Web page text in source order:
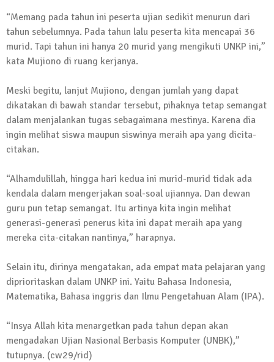
News Flash
Berikut Jadwal Debat Kandidat Cabup-
Cawabup Lampung Tengah
13 Oktober 2024 | 12:22
Jumat Berkah SMSI Tulang Bawang
Sasar Sejumlah Warga Kurang Mampu
12 Juli 2024 | 15:15
News Flash
Dengan Semangat Muda, Ida Bagus
Penjaringan Balonkada di DPC PDI P
Lamtim
1 Mei 2024 | 12:10
News Flash
Melalui Dumas, Ketua SMSI Waykanan
Dialaminya ke Propam Polda Lampung
19 Maret 2024 | 16:01
News Flash
Kembali Laksanakan Sosialisasi 4 Pilar
Kebangsaan, Kali Ini Digelar di Tubaba
“Memang pada tahun ini peserta ujian sedikit menurun dari
tahun sebelumnya. Pada tahun lalu peserta kita mencapai 36
murid. Tapi tahun ini hanya 20 murid yang mengikuti UNKP ini,”
kata Mujiono di ruang kerjanya.
Meski begitu, lanjut Mujiono, dengan jumlah yang dapat
dikatakan di bawah standar tersebut, pihaknya tetap semangat
dalam menjalankan tugas sebagaimana mestinya. Karena dia
ingin melihat siswa maupun siswinya meraih apa yang dicita-
citakan.
“Alhamdulillah, hingga hari kedua ini murid-murid tidak ada
kendala dalam mengerjakan soal-soal ujiannya. Dan dewan
guru pun tetap semangat. Itu artinya kita ingin melihat
generasi-generasi penerus kita ini dapat meraih apa yang
mereka cita-citakan nantinya,” harapnya.
Selain itu, dirinya mengatakan, ada empat mata pelajaran yang
diprioritaskan dalam UNKP ini. Yaitu Bahasa Indonesia,
Matematika, Bahasa inggris dan Ilmu Pengetahuan Alam (IPA).
“Insya Allah kita menargetkan pada tahun depan akan
mengadakan Ujian Nasional Berbasis Komputer (UNBK),”
tutupnya. (cw29/rid)